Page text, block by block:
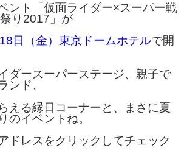
ント「仮面ライダー×スーパー戦
り2017」が
日（金）東京ドームホテルで開
ダースーパーステージ、親子で
ンド、
える縁日コーナーと、まさに夏
のイベントね。
ドレスをクリックしてチェック